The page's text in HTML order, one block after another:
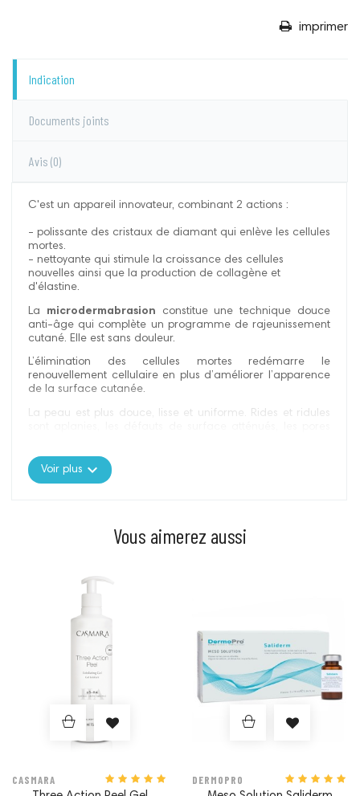
imprimer
Indication
Documents joints
Avis (0)
C'est un appareil innovateur, combinant 2 actions :
- polissante des cristaux de diamant qui enlève les cellules
mortes.
- nettoyante qui stimule la croissance des cellules
nouvelles ainsi que la production de collagène et
d'élastine.
La microdermabrasion constitue une technique douce
anti-âge qui complète un programme de rajeunissement
cutané. Elle est sans douleur.
L’élimination des cellules mortes redémarre le
renouvellement cellulaire en plus d’améliorer l’apparence
de la surface cutanée.
La peau est plus douce, lisse et uniforme. Rides et ridules
Le processus d'exfoliation permet de traiter les séquelles
d'acné, cicatrices, tatouages et taches pigmentaires
Il est livré avec :
- 200 ml de lotion pré-traitement
- 30 doses de crèmes réparatrice post-soin
- Un protocole d'utilisation
- 9 têtes de diamant de différents diamètres selon les
Voir plus expand_more
Vous aimerez aussi
CASMARA DERMOPRO